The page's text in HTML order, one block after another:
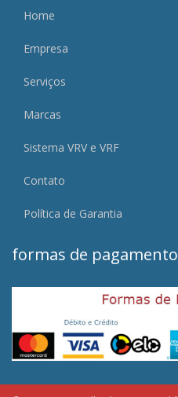
Home
Empresa
Serviços
Marcas
Sistema VRV e VRF
Contato
Política de Garantia
formas de pagamento